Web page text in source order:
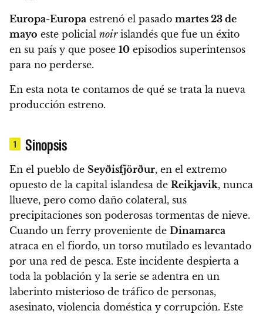
Europa-Europa estrenó el pasado martes 23 de
mayo este policial noirislandés que fue un éxito
en su país y que posee 10 episodios superintensos
para no perderse.
En esta nota te contamos de qué se trata la nueva
producción estreno.
1 Sinopsis
En el pueblo de Seyðisfjörður, en el extremo
opuesto de la capital islandesa de Reikjavik, nunca
llueve, pero como daño colateral, sus
precipitaciones son poderosas tormentas de nieve.
Cuando un ferry proveniente de Dinamarca
atraca en el fiordo, un torso mutilado es levantado
por una red de pesca. Este incidente despierta a
toda la población y la serie se adentra en un
laberinto misterioso de tráfico de personas,
asesinato, violencia doméstica y corrupción. Este